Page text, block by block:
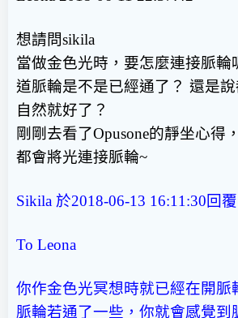
想請問sikila
當做金色光時，要怎麼連接脈輪
道脈輪是不是已經通了？ 還是
自然就好了？
剛剛去看了Opusone的靜坐心得
都會將光連接脈輪~
Sikila 於2018-06-13 16:11:30回覆
To Leona
你作金色光冥想時就已經在開脈
脈輪若通了一些，你就會感覺到